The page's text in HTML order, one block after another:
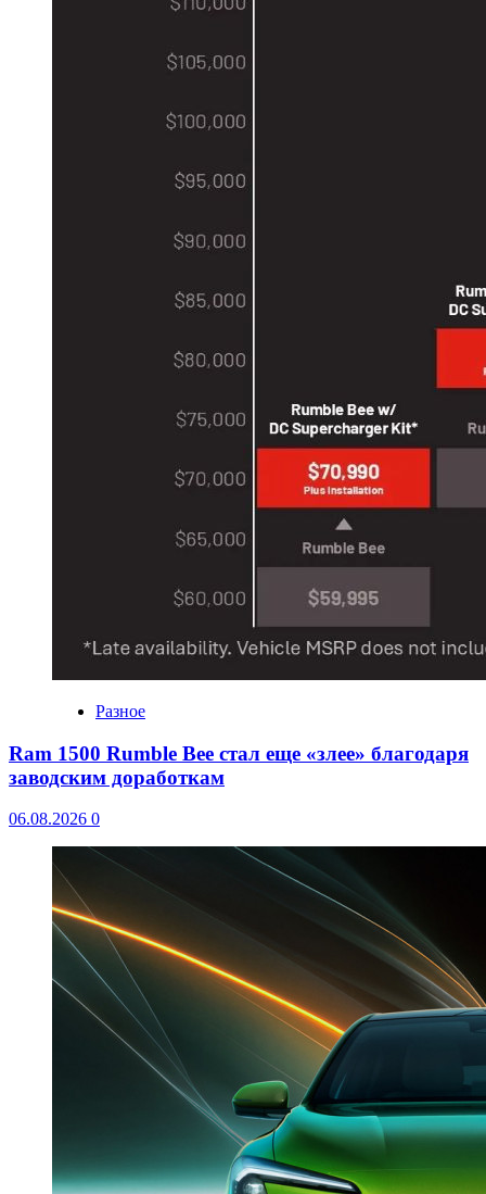
Разное
Ram 1500 Rumble Bee стал еще «злее» благодаря
заводским доработкам
06.08.2026 0